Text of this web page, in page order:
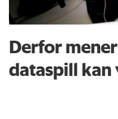
Derfor
dataspill